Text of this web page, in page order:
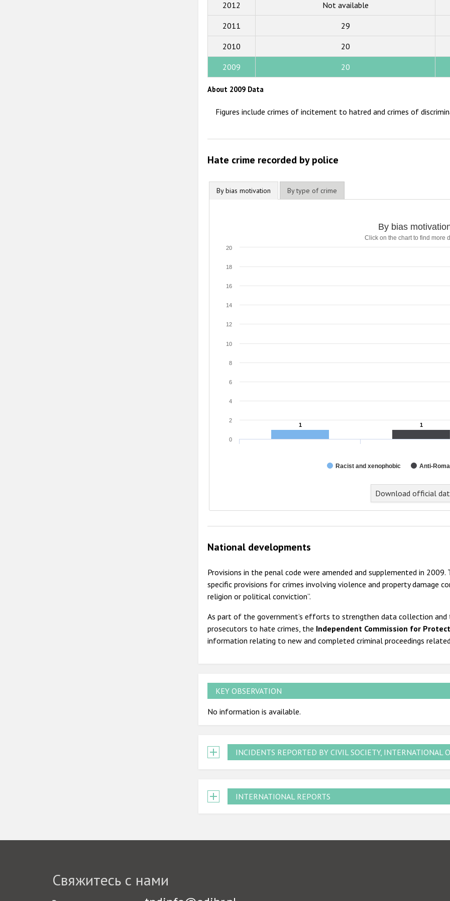
2011
2012 Not available
2011 29
2010 20
2009 20
About 2009 Data
Figures include crimes of incitement to hatred and crimes of
Hate crime recorded by police
By bias motivation By type of crime
By bias
Click on the chart to find more
1
1 1
1
Racist and xenophobic Anti-Roma
0
2
4
6
8
10
12
14
16
18
20
Download official
National developments
Provisions in the penal code were amended and supplemented in
specific provisions for crimes involving violence and property damage
religion or political conviction”.
As part of the government’s efforts to strengthen data collection
prosecutors to hate crimes, the Independent Commission for
information relating to new and completed criminal proceedings
KEY OBSERVATION
No information is available.
INCIDENTS REPORTED BY CIVIL SOCIETY, INTERNATIONAL
INTERNATIONAL REPORTS
Свяжитесь с нами